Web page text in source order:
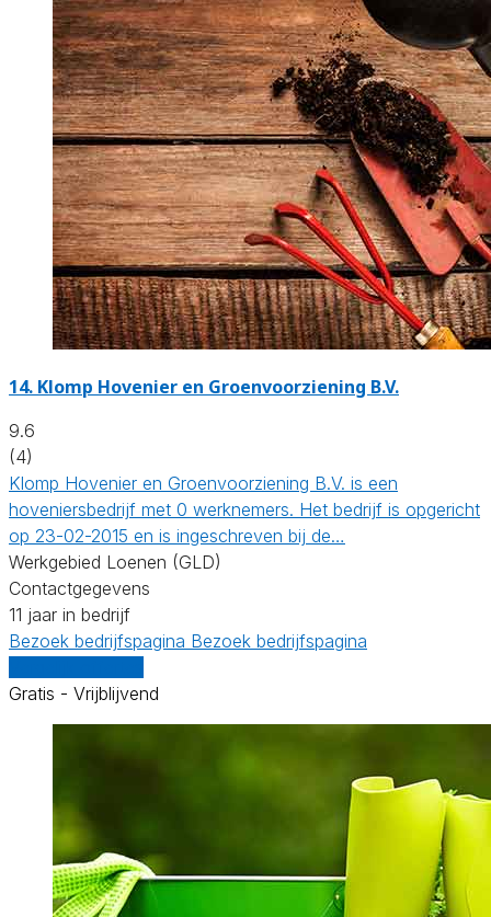
14. Klomp Hovenier en Groenvoorziening B.V.
9.6
(4)
Klomp Hovenier en Groenvoorziening B.V. is een
hoveniersbedrijf met 0 werknemers. Het bedrijf is opgericht
op 23-02-2015 en is ingeschreven bij de…
Werkgebied Loenen (GLD)
Contactgegevens
11 jaar in bedrijf
Bezoek bedrijfspagina Bezoek bedrijfspagina
Gratis - Vrijblijvend